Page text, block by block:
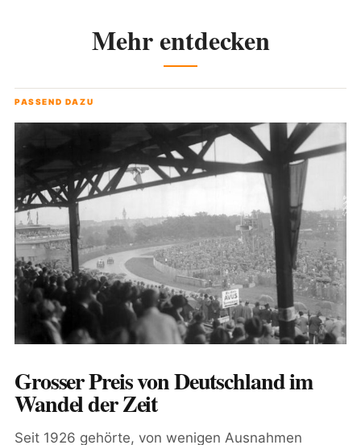
Mehr entdecken
PASSEND DAZU
Grosser Preis von Deutschland im
Wandel der Zeit
Seit 1926 gehörte, von wenigen Ausnahmen